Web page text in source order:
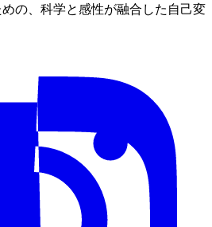
の、科学と感性が融合した自己変